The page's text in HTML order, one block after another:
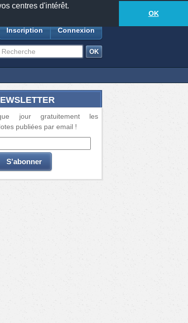
centres d'intérêt.
OK
-638lecteurs connectés
Inscription Connexion
jour gratuitement les
publiées par email !